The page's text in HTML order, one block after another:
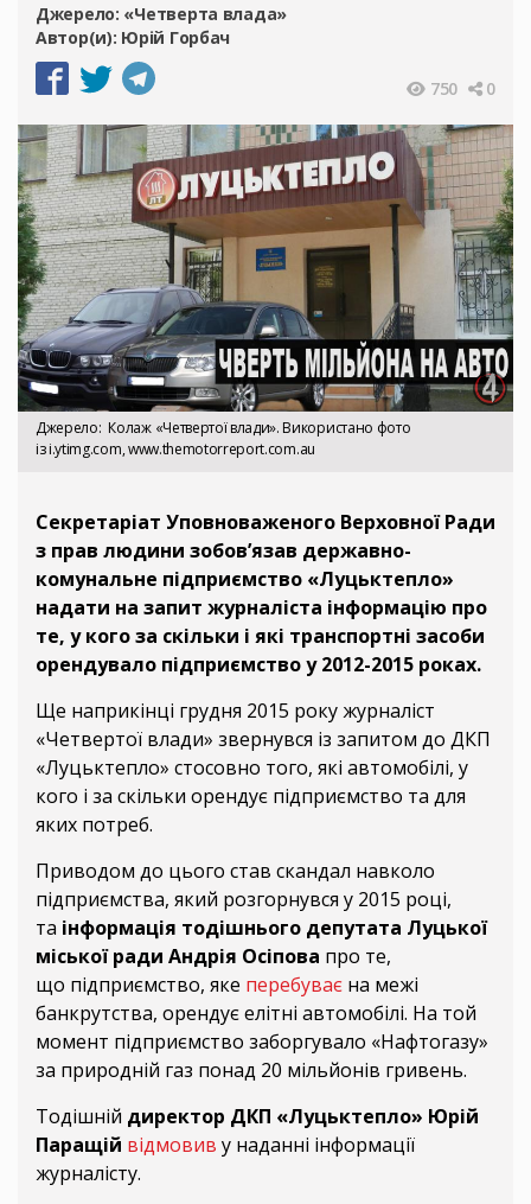
Джерело: «Четверта влада»
Автор(и): Юрій Горбач
750 0
Джерело Колаж «Четвертої влади». Використано фото
із i.ytimg.com, www.themotorreport.com.au
Секретаріат Уповноваженого Верховної Ради
з прав людини зобов’язав державно-
комунальне підприємство «Луцьктепло»
надати на запит журналіста інформацію про
те, у кого за скільки і які транспортні засоби
орендувало підприємство у 2012-2015 роках.
Ще наприкінці грудня 2015 року журналіст
«Четвертої влади» звернувся із запитом до ДКП
«Луцьктепло» стосовно того, які автомобілі, у
кого і за скільки орендує підприємство та для
яких потреб.
Приводом до цього став скандал навколо
підприємства, який розгорнувся у 2015 році,
та інформація тодішнього депутата Луцької
міської ради Андрія Осіпова про те,
що підприємство, яке перебуває на межі
банкрутства, орендує елітні автомобілі. На той
момент підприємство заборгувало «Нафтогазу»
за природній газ понад 20 мільйонів гривень.
Тодішній директор ДКП «Луцьктепло» Юрій
Паращій відмовив у наданні інформації
журналісту.